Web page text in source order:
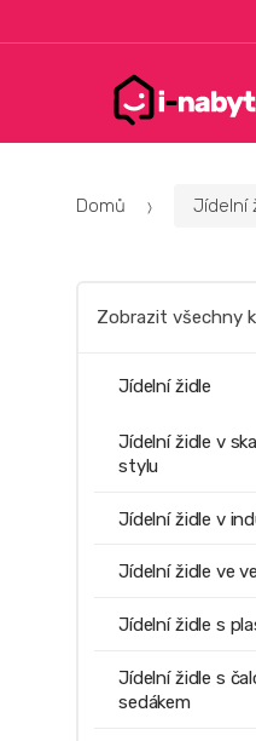
na
na
Domů Jídelní
Zobrazit všechny
Jídelní židle
Jídelní židle v
stylu
Jídelní židle v
Jídelní židle ve
Jídelní židle s
Jídelní židle s
sedákem